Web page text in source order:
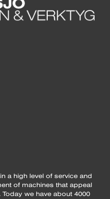
a high level of service and
of machines that appeal
we have about 4000